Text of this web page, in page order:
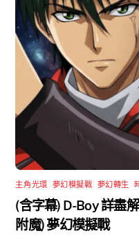
主角光環 夢幻模擬戰 夢幻轉生
(含字幕) D-Boy 詳盡
附魔) 夢幻模擬戰